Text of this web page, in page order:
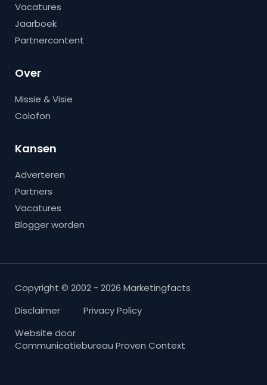
Vacatures
Jaarboek
Partnercontent
Over
Missie & Visie
Colofon
Kansen
Adverteren
Partners
Vacatures
Blogger worden
Copyright © 2002 - 2026 Marketingfacts
Disclaimer
Privacy Policy
Website door
Communicatiebureau Proven Context